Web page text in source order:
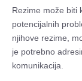
Rezime može biti
potencijalnih
njihove rezime,
je potrebno
komunikacija.